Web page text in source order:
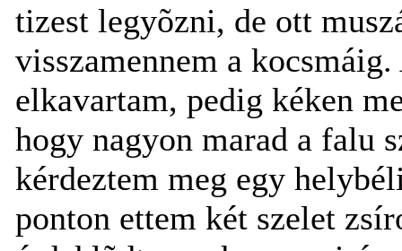
tizest legyõzni, de ott
visszamennem a
elkavartam, pedig kéken
hogy nagyon marad a falu
kérdeztem meg egy
ponton ettem két szelet